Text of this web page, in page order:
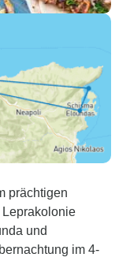
prächtigen
und
im 4-